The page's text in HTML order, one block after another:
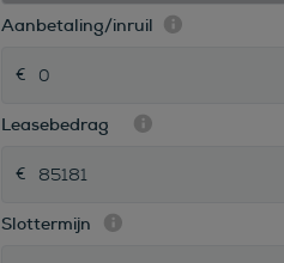
Aanbetaling/inruil
Leasebedrag
Slottermijn